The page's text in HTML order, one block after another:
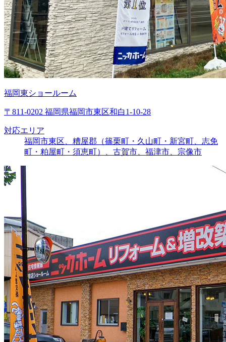
福岡東ショールーム
〒811-0202 福岡県福岡市東区和白1-10-28
対応エリア
福岡市東区、糟屋郡（篠栗町・久山町・新宮町、志免
町・粕屋町・須恵町）、古賀市、福津市、宗像市